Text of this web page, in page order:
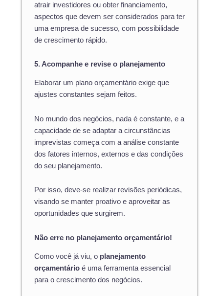
atrair investidores ou obter financiamento,
aspectos que devem ser considerados para ter
uma empresa de sucesso, com possibilidade
de crescimento rápido.
5. Acompanhe e revise o planejamento
Elaborar um plano orçamentário exige que
ajustes constantes sejam feitos.
No mundo dos negócios, nada é constante, e a
capacidade de se adaptar a circunstâncias
imprevistas começa com a análise constante
dos fatores internos, externos e das condições
do seu planejamento.
Por isso, deve-se realizar revisões periódicas,
visando se manter proativo e aproveitar as
oportunidades que surgirem.
Não erre no planejamento orçamentário!
Como você já viu, o planejamento
orçamentário é uma ferramenta essencial
para o crescimento dos negócios.